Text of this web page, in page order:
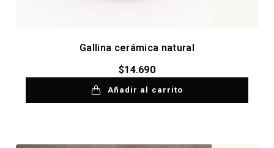
Gallina cerámica natural
$14.690
Añadir al carrito